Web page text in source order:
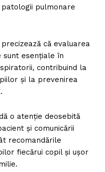
pulmonare
precizează că evaluarea
sunt esențiale în
contribuind la
și la prevenirea
o atenție deosebită
și comunicării
recomandările
fiecărui copil și ușor